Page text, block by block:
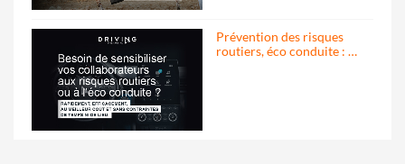
Prévention des risques
routiers, éco conduite : …